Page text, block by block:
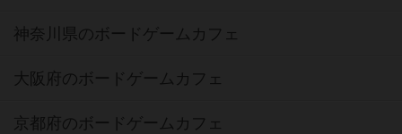
神奈川県のボードゲームカフェ
大阪府のボードゲームカフェ
京都府のボードゲームカフェ